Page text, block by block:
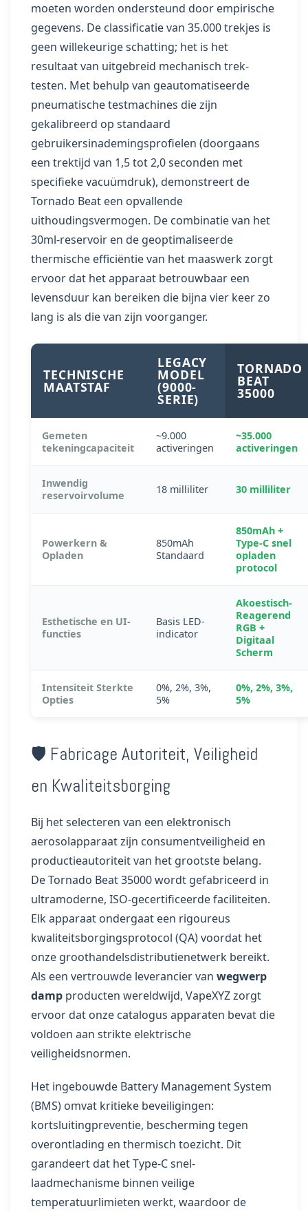
moeten worden ondersteund door empirische
gegevens. De classificatie van 35.000 trekjes is
geen willekeurige schatting; het is het
resultaat van uitgebreid mechanisch trek-
testen. Met behulp van geautomatiseerde
pneumatische testmachines die zijn
gekalibreerd op standaard
gebruikersinademingsprofielen (doorgaans
een trektijd van 1,5 tot 2,0 seconden met
specifieke vacuümdruk), demonstreert de
Tornado Beat een opvallende
uithoudingsvermogen. De combinatie van het
30ml-reservoir en de geoptimaliseerde
thermische efficiëntie van het maaswerk zorgt
ervoor dat het apparaat betrouwbaar een
levensduur kan bereiken die bijna vier keer zo
lang is als die van zijn voorganger.
TECHNISCHE
MAATSTAF
LEGACY
MODEL
(9000-
SERIE)
TORNADO
BEAT
35000
Gemeten
tekeningcapaciteit
~9.000
activeringen
~35.000
activeringen
Inwendig
reservoirvolume
18 milliliter 30 milliliter
Powerkern &
Opladen
850mAh
Standaard
850mAh +
Type-C snel
opladen
protocol
Esthetische en UI-
functies
Basis LED-
indicator
Akoestisch-
Reagerend
RGB +
Digitaal
Scherm
Intensiteit Sterkte
Opties
0%, 2%, 3%,
5%
0%, 2%, 3%,
5%
🛡️ Fabricage Autoriteit, Veiligheid
en Kwaliteitsborging
Bij het selecteren van een elektronisch
aerosolapparaat zijn consumentveiligheid en
productieautoriteit van het grootste belang.
De Tornado Beat 35000 wordt gefabriceerd in
ultramoderne, ISO-gecertificeerde faciliteiten.
Elk apparaat ondergaat een rigoureus
kwaliteitsborgingsprotocol (QA) voordat het
onze groothandelsdistributienetwerk bereikt.
Als een vertrouwde leverancier van wegwerp
damp producten wereldwijd, VapeXYZ zorgt
ervoor dat onze catalogus apparaten bevat die
voldoen aan strikte elektrische
veiligheidsnormen.
Het ingebouwde Battery Management System
(BMS) omvat kritieke beveiligingen:
kortsluitingpreventie, bescherming tegen
overontlading en thermisch toezicht. Dit
garandeert dat het Type-C snel-
laadmechanisme binnen veilige
temperatuurlimieten werkt, waardoor de